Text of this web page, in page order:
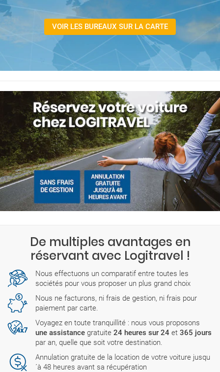
VOIR LES BUREAUX SUR LA CARTE
De multiples avantages en
réservant avec Logitravel !
Nous effectuons un comparatif entre toutes les
sociétés pour vous proposer un plus grand choix
Nous ne facturons, ni frais de gestion, ni frais pour
paiement par carte.
Voyagez en toute tranquillité : nous vous proposons
une assistance gratuite 24 heures sur 24 et 365 jours
par an, quelle que soit votre destination.
Annulation gratuite de la location de votre voiture jusqu
´à 48 heures avant sa récupération